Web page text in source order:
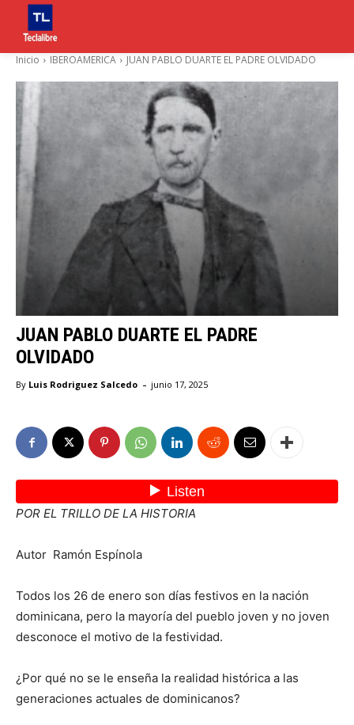
Inicio IBEROAMERICA JUAN PABLO DUARTE EL PADRE OLVIDADO
JUAN PABLO DUARTE EL PADRE
OLVIDADO
By Luis Rodriguez Salcedo - junio 17, 2025
POR EL TRILLO DE LA HISTORIA
Autor Ramón Espínola
Todos los 26 de enero son días festivos en la nación
dominicana, pero la mayoría del pueblo joven y no joven
desconoce el motivo de la festividad.
¿Por qué no se le enseña la realidad histórica a las
generaciones actuales de dominicanos?